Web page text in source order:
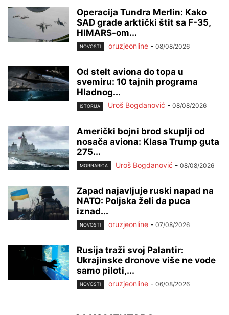
Operacija Tundra Merlin: Kako
SAD grade arktički štit sa F-35,
HIMARS-om...
NOVOSTI oruzjeonline - 08/08/2026
Od stelt aviona do topa u
svemiru: 10 tajnih programa
Hladnog...
ISTORIJA Uroš Bogdanović - 08/08/2026
Američki bojni brod skuplji od
nosača aviona: Klasa Trump guta
275...
MORNARICA Uroš Bogdanović - 08/08/2026
Zapad najavljuje ruski napad na
NATO: Poljska želi da puca
iznad...
NOVOSTI oruzjeonline - 07/08/2026
Rusija traži svoj Palantir:
Ukrajinske dronove više ne vode
samo piloti,...
NOVOSTI oruzjeonline - 06/08/2026